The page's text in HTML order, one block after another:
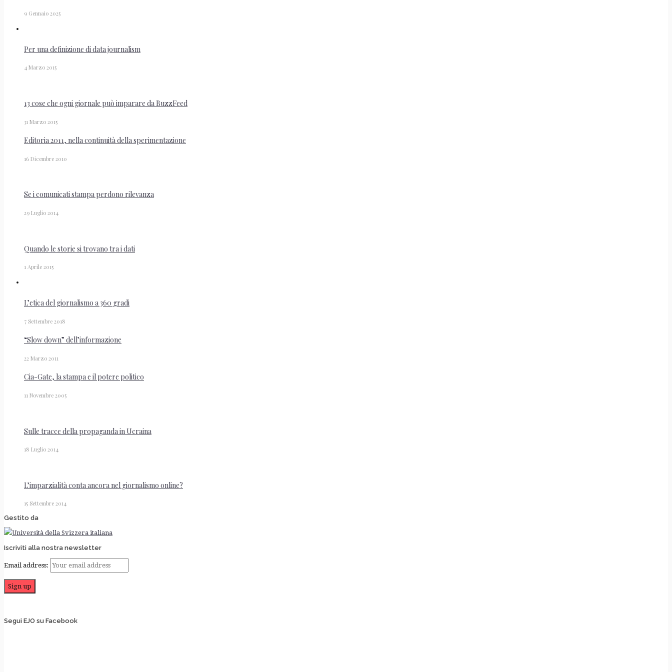
9 Gennaio 2025
Per una definizione di data journalism
4 Marzo 2015
13 cose che ogni giornale può imparare da BuzzFeed
31 Marzo 2015
Editoria 2011, nella continuità della sperimentazione
16 Dicembre 2010
Se i comunicati stampa perdono rilevanza
29 Luglio 2014
Quando le storie si trovano tra i dati
1 Aprile 2015
L’etica del giornalismo a 360 gradi
7 Settembre 2018
“Slow down” dell’informazione
22 Marzo 2011
Cia-Gate, la stampa e il potere politico
11 Novembre 2005
Sulle tracce della propaganda in Ucraina
18 Luglio 2014
L’imparzialità conta ancora nel giornalismo online?
15 Settembre 2014
Gestito da
Iscriviti alla nostra newsletter
Email address:
Segui EJO su Facebook